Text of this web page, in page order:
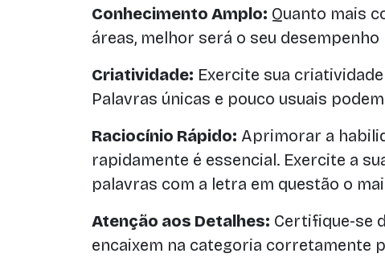
Conhecimento Amplo: Quanto mais
áreas, melhor será o seu
Criatividade: Exercite sua
Palavras únicas e pouco usuais
Raciocínio Rápido: Aprimorar a
rapidamente é essencial. Exercite a
palavras com a letra em questão o
Atenção aos Detalhes: Certifique-se
encaixem na categoria corretamente